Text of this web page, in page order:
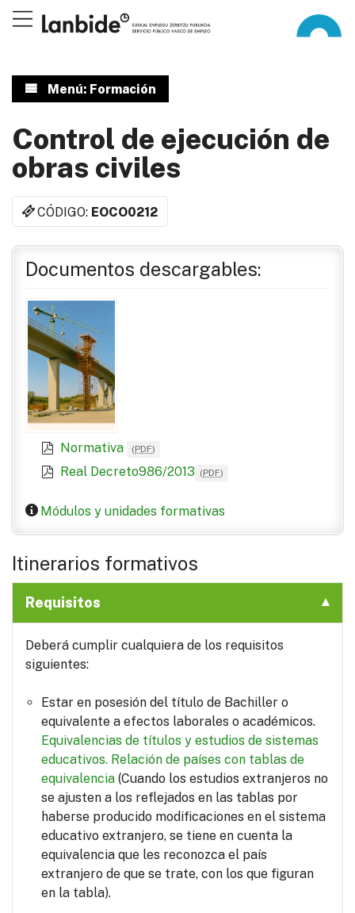
Menú: Formación
Control de ejecución de
obras civiles
CÓDIGO: EOCO0212
Documentos descargables:
Normativa (PDF)
Real Decreto986/2013 (PDF)
Módulos y unidades formativas
Itinerarios formativos
Requisitos
Deberá cumplir cualquiera de los requisitos
siguientes:
Estar en posesión del título de Bachiller o
equivalente a efectos laborales o académicos.
Equivalencias de títulos y estudios de sistemas
educativos. Relación de países con tablas de
equivalencia (Cuando los estudios extranjeros no
se ajusten a los reflejados en las tablas por
haberse producido modificaciones en el sistema
educativo extranjero, se tiene en cuenta la
equivalencia que les reconozca el país
extranjero de que se trate, con los que figuran
en la tabla).